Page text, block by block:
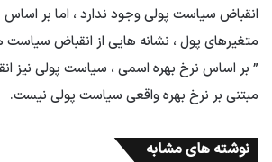
انقباض سیاست پولی وجود ندارد ، اما بر
متغیرهای پول ، نشانه هایی از انقباض سیاست
” بر اساس نرخ بهره اسمی ، سیاست پولی نیز
مبتنی بر نرخ بهره واقعی سیاست پولی نیست.
نوشته های مشابه